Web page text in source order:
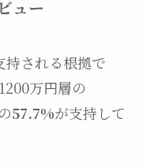
ュー
持される根拠で
万円層の
57.7%が支持して